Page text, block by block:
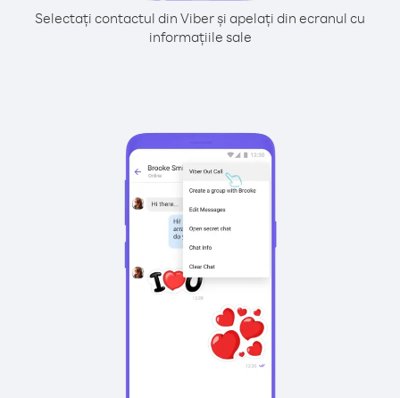
Selectați contactul din Viber și apelați din ecranul cu
informațiile sale